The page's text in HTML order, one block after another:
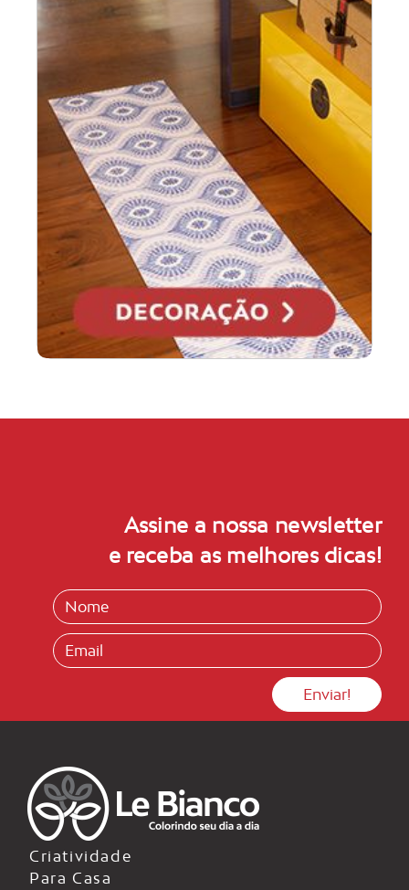
Assine a nossa newsletter
e receba as melhores dicas!
Criatividade
Para Casa